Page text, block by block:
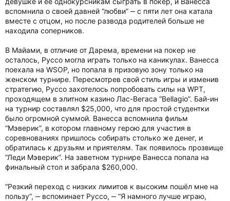
вспомнила о своей давней “любви” ‒ с пяти лет она катала
вместе с отцом, но после развода родителей больше не
находила соперников.
В Майами, в отличие от Дарема, времени на покер не
осталось, Руссо могла играть только на каникулах. Ванесса
поехала на WSOP, но попала в призовую зону только на
женском турнире. Пересмотрев свой стиль игры и изменив
стратегию, Руссо захотелось попробовать силы на WPT,
проходящем в элитном казино Лас-Вегаса “Bellagio”. Бай-ин
на турнир составлял $25,000, что для простой студентки
было огромной суммой. Ванесса вспомнила фильм
“Мэверик”, в котором главному герою для участия в
соревнованиях пришлось собирать столько же денег, и
обратилась к друзьям и приятелям. Так появилось прозвище
“Леди Мэверик”. На заветном турнире Ванесса попала на
финальный стол и забрала $260,000.
“Резкий переход с низких лимитов к высоким пошёл мне на
пользу”, ‒ вспоминает Руссо, ‒ “Я намного лучше играю,